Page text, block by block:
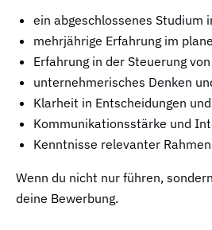
ein abgeschlossenes Studium
mehrjährige Erfahrung im
Erfahrung in der Steuerung
unternehmerisches Denken
Klarheit in Entscheidungen
Kommunikationsstärke und
Kenntnisse relevanter
Wenn du nicht nur führen,
deine Bewerbung.